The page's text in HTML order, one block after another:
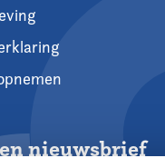
nieuwsbrief